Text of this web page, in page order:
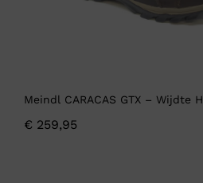
Meindl CARACAS GTX – Wijdte H
€ 259,95